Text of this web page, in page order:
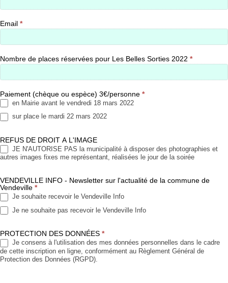
Email *
Nombre de places réservées pour Les Belles Sorties 2022 *
Paiement (chèque ou espèce) 3€/personne *
en Mairie avant le vendredi 18 mars 2022
sur place le mardi 22 mars 2022
REFUS DE DROIT A L'IMAGE
JE N'AUTORISE PAS la municipalité à disposer des photographies et
autres images fixes me représentant, réalisées le jour de la soirée
VENDEVILLE INFO - Newsletter sur l'actualité de la commune de
Vendeville *
Je souhaite recevoir le Vendeville Info
Je ne souhaite pas recevoir le Vendeville Info
PROTECTION DES DONNÉES *
Je consens à l'utilisation des mes données personnelles dans le cadre
de cette inscription en ligne, conformément au Règlement Général de
Protection des Données (RGPD).